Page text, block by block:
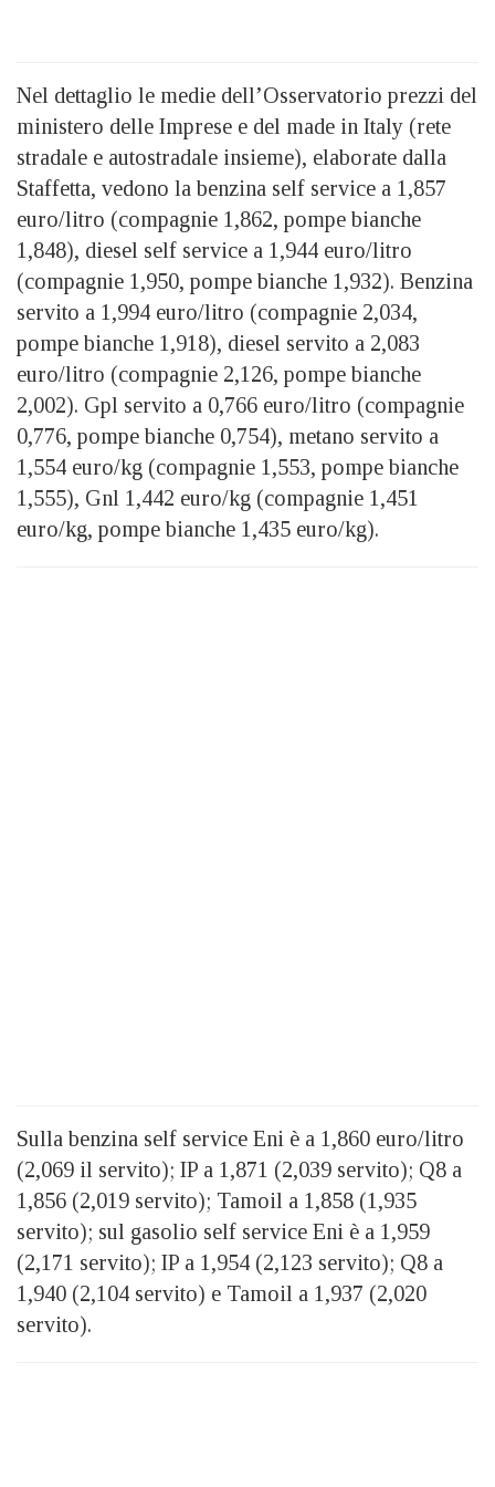
Nel dettaglio le medie dell’Osservatorio prezzi del
ministero delle Imprese e del made in Italy (rete
stradale e autostradale insieme), elaborate dalla
Staffetta, vedono la benzina self service a 1,857
euro/litro (compagnie 1,862, pompe bianche
1,848), diesel self service a 1,944 euro/litro
(compagnie 1,950, pompe bianche 1,932). Benzina
servito a 1,994 euro/litro (compagnie 2,034,
pompe bianche 1,918), diesel servito a 2,083
euro/litro (compagnie 2,126, pompe bianche
2,002). Gpl servito a 0,766 euro/litro (compagnie
0,776, pompe bianche 0,754), metano servito a
1,554 euro/kg (compagnie 1,553, pompe bianche
1,555), Gnl 1,442 euro/kg (compagnie 1,451
euro/kg, pompe bianche 1,435 euro/kg).
Sulla benzina self service Eni è a 1,860 euro/litro
(2,069 il servito); IP a 1,871 (2,039 servito); Q8 a
1,856 (2,019 servito); Tamoil a 1,858 (1,935
servito); sul gasolio self service Eni è a 1,959
(2,171 servito); IP a 1,954 (2,123 servito); Q8 a
1,940 (2,104 servito) e Tamoil a 1,937 (2,020
servito).